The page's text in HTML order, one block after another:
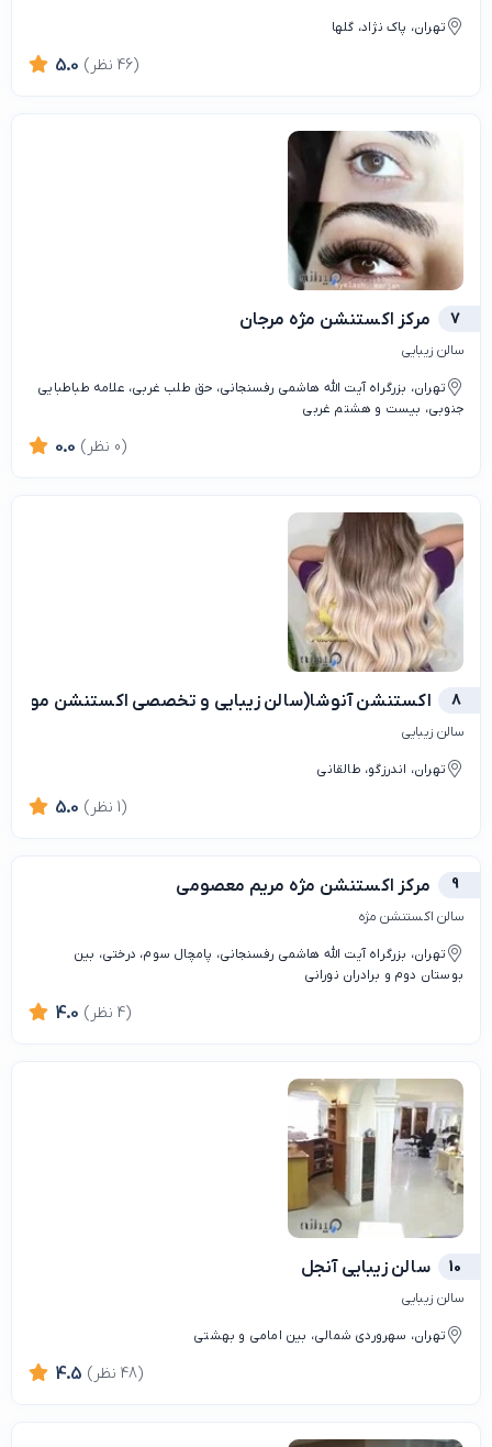
تهران، پاک نژاد، گلها
5.0 (46 نظر)
7 مرکز اکستنشن مژه مرجان
سالن زیبایی
تهران، بزرگراه آیت الله هاشمی رفسنجانی، حق طلب غربی، علامه طباطبایی
جنوبی، بیست و هشتم غربی
0.0 (0 نظر)
8 اکستنشن آنوشا(سالن زیبایی و تخصصی اکستنشن مو و
سالن زیبایی
تهران، اندرزگو، طالقانی
5.0 (1 نظر)
9 مرکز اکستنشن مژه مریم معصومی
سالن اکستنشن مژه
تهران، بزرگراه آیت الله هاشمی رفسنجانی، پامچال سوم، درختی، بین
بوستان دوم و برادران نورانی
4.0 (4 نظر)
10 سالن زیبایی آنجل
سالن زیبایی
تهران، سهروردی شمالی، بین امامی و بهشتی
4.5 (48 نظر)